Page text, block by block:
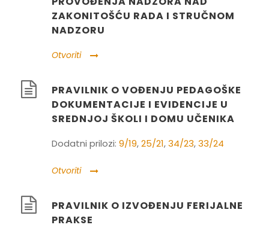
ZAKONITOŠĆU RADA I STRUČNOM
NADZORU
Otvoriti
PRAVILNIK O VOĐENJU PEDAGOŠKE
DOKUMENTACIJE I EVIDENCIJE U
SREDNJOJ ŠKOLI I DOMU UČENIKA
Dodatni prilozi: 9/19,25/21,34/23,33/24
Otvoriti
PRAVILNIK O IZVOĐENJU FERIJALNE
PRAKSE